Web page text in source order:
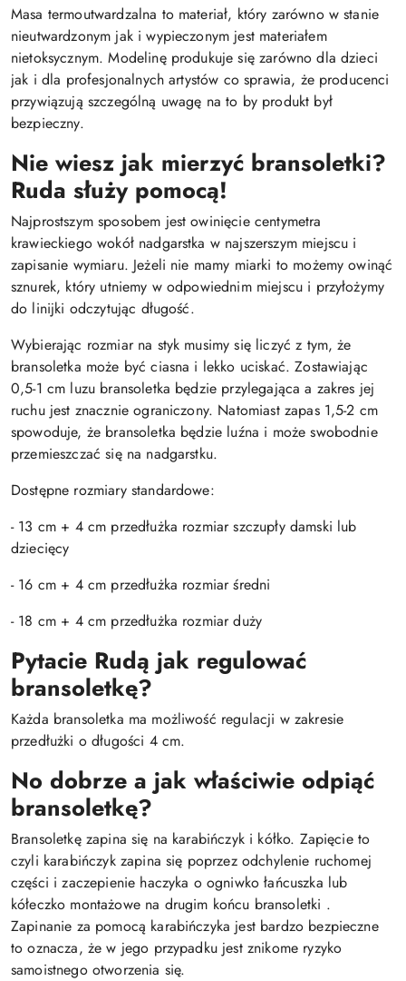
Masa termoutwardzalna to materiał, który zarówno w stanie
nieutwardzonym jak i wypieczonym jest materiałem
nietoksycznym. Modelinę produkuje się zarówno dla dzieci
jak i dla profesjonalnych artystów co sprawia, że producenci
przywiązują szczególną uwagę na to by produkt był
bezpieczny.
Nie wiesz jak mierzyć bransoletki?
Ruda służy pomocą!
Najprostszym sposobem jest owinięcie centymetra
krawieckiego wokół nadgarstka w najszerszym miejscu i
zapisanie wymiaru. Jeżeli nie mamy miarki to możemy owinąć
sznurek, który utniemy w odpowiednim miejscu i przyłożymy
do linijki odczytując długość.
Wybierając rozmiar na styk musimy się liczyć z tym, że
bransoletka może być ciasna i lekko uciskać. Zostawiając
0,5-1 cm luzu bransoletka będzie przylegająca a zakres jej
ruchu jest znacznie ograniczony. Natomiast zapas 1,5-2 cm
spowoduje, że bransoletka będzie luźna i może swobodnie
przemieszczać się na nadgarstku.
Dostępne rozmiary standardowe:
- 13 cm + 4 cm przedłużka rozmiar szczupły damski lub
dziecięcy
- 16 cm + 4 cm przedłużka rozmiar średni
- 18 cm + 4 cm przedłużka rozmiar duży
Pytacie Rudą jak regulować
bransoletkę?
Każda bransoletka ma możliwość regulacji w zakresie
przedłużki o długości 4 cm.
No dobrze a jak właściwie odpiąć
bransoletkę?
Bransoletkę zapina się na karabińczyk i kółko. Zapięcie to
czyli karabińczyk zapina się poprzez odchylenie ruchomej
części i zaczepienie haczyka o ogniwko łańcuszka lub
kółeczko montażowe na drugim końcu bransoletki .
Zapinanie za pomocą karabińczyka jest bardzo bezpieczne
to oznacza, że w jego przypadku jest znikome ryzyko
samoistnego otworzenia się.